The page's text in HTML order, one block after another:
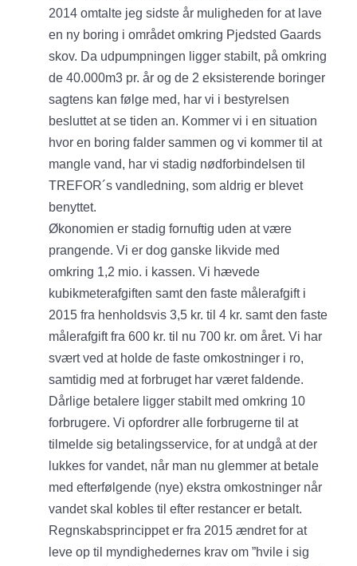
2014 omtalte jeg sidste år muligheden for at lave
en ny boring i området omkring Pjedsted Gaards
skov. Da udpumpningen ligger stabilt, på omkring
de 40.000m3 pr. år og de 2 eksisterende boringer
sagtens kan følge med, har vi i bestyrelsen
besluttet at se tiden an. Kommer vi i en situation
hvor en boring falder sammen og vi kommer til at
mangle vand, har vi stadig nødforbindelsen til
TREFOR´s vandledning, som aldrig er blevet
benyttet.
Økonomien er stadig fornuftig uden at være
prangende. Vi er dog ganske likvide med
omkring 1,2 mio. i kassen. Vi hævede
kubikmeterafgiften samt den faste målerafgift i
2015 fra henholdsvis 3,5 kr. til 4 kr. samt den faste
målerafgift fra 600 kr. til nu 700 kr. om året. Vi har
svært ved at holde de faste omkostninger i ro,
samtidig med at forbruget har været faldende.
Dårlige betalere ligger stabilt med omkring 10
forbrugere. Vi opfordrer alle forbrugerne til at
tilmelde sig betalingsservice, for at undgå at der
lukkes for vandet, når man nu glemmer at betale
med efterfølgende (nye) ekstra omkostninger når
vandet skal kobles til efter restancer er betalt.
Regnskabsprincippet er fra 2015 ændret for at
leve op til myndighedernes krav om ”hvile i sig